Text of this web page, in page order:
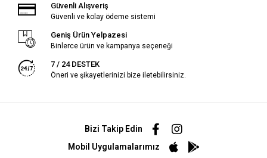
Güvenli Alışveriş
Güvenli ve kolay ödeme sistemi
Geniş Ürün Yelpazesi
Binlerce ürün ve kampanya seçeneği
7 / 24 DESTEK
Öneri ve şikayetlerinizi bize iletebilirsiniz.
Bizi Takip Edin
Mobil Uygulamalarımız